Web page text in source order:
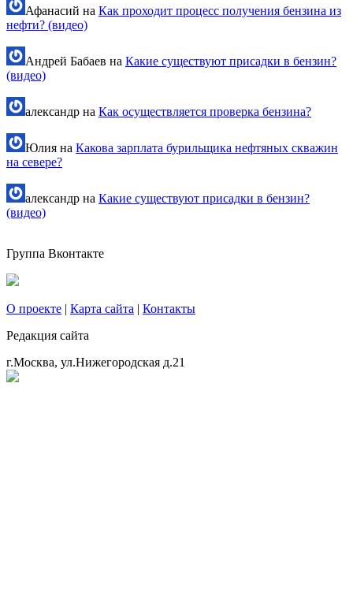
Афанасий на Как проходит процесс получения бензина из
нефти? (видео)
Андрей Бабаев на Какие существуют присадки в бензин?
(видео)
александр на Как осуществляется проверка бензина?
Юлия на Какова зарплата бурильщика нефтяных скважин
на севере?
александр на Какие существуют присадки в бензин?
(видео)
Группа Вконтакте
О проекте | Карта сайта | Контакты
Редакция сайта
г.Москва, ул.Нижегородская д.21